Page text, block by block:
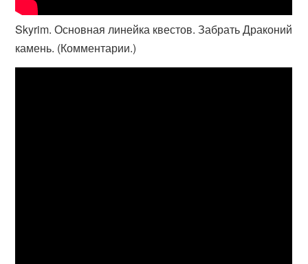
Skyrim. Основная линейка квестов. Забрать Драконий
камень. (Комментарии.)